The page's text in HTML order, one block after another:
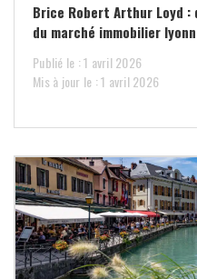
Brice Robert Arthur Loyd
du marché immobilier
Publié le : 1 avril 2026
Mis à jour le : 1 avril 2026